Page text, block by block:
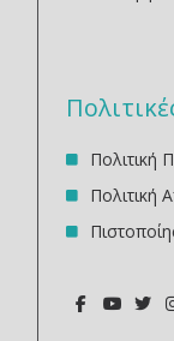
Πολιτική
Πολιτική